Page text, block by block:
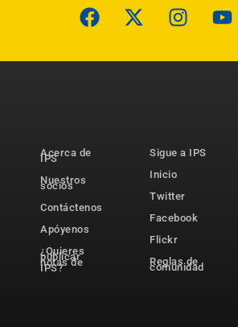
Acerca de
IPS
Nuestros
socios
Contáctenos
Apóyenos
¿Quieres
publicar
notas de
IPS?
Sigue a IPS
Inicio
Twitter
Facebook
Flickr
Reglas de
comunidad